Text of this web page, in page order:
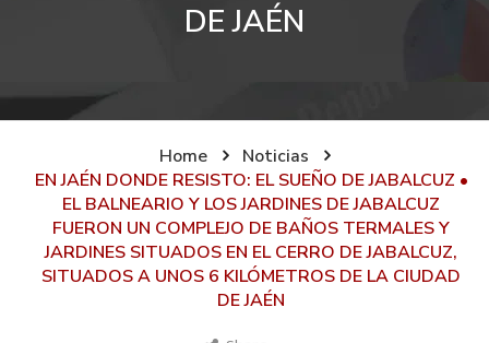
DE JAÉN
Home
Noticias
EN JAÉN DONDE RESISTO: EL SUEÑO DE JABALCUZ •
EL BALNEARIO Y LOS JARDINES DE JABALCUZ
FUERON UN COMPLEJO DE BAÑOS TERMALES Y
JARDINES SITUADOS EN EL CERRO DE JABALCUZ,
SITUADOS A UNOS 6 KILÓMETROS DE LA CIUDAD
DE JAÉN